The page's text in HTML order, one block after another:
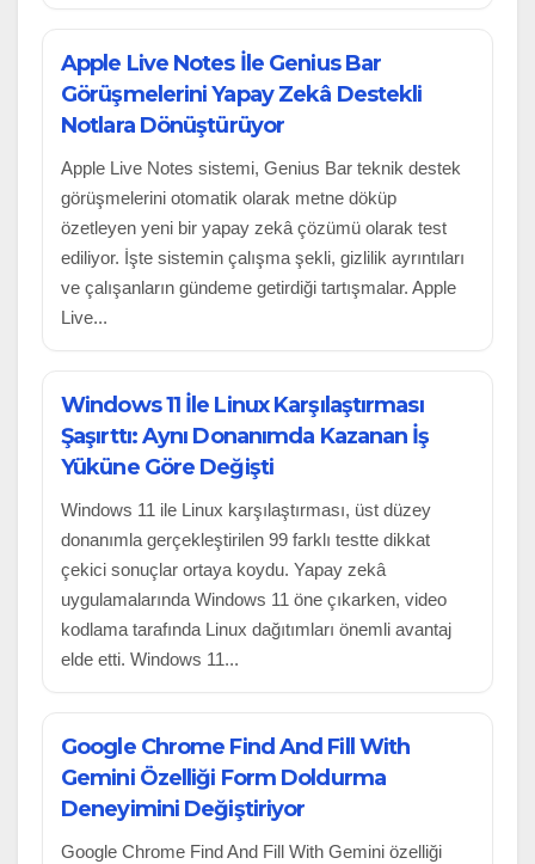
Apple Live Notes İle Genius Bar
Görüşmelerini Yapay Zekâ Destekli
Notlara Dönüştürüyor
Apple Live Notes sistemi, Genius Bar teknik destek
görüşmelerini otomatik olarak metne döküp
özetleyen yeni bir yapay zekâ çözümü olarak test
ediliyor. İşte sistemin çalışma şekli, gizlilik ayrıntıları
ve çalışanların gündeme getirdiği tartışmalar. Apple
Live...
Windows 11 İle Linux Karşılaştırması
Şaşırttı: Aynı Donanımda Kazanan İş
Yüküne Göre Değişti
Windows 11 ile Linux karşılaştırması, üst düzey
donanımla gerçekleştirilen 99 farklı testte dikkat
çekici sonuçlar ortaya koydu. Yapay zekâ
uygulamalarında Windows 11 öne çıkarken, video
kodlama tarafında Linux dağıtımları önemli avantaj
elde etti. Windows 11...
Google Chrome Find And Fill With
Gemini Özelliği Form Doldurma
Deneyimini Değiştiriyor
Google Chrome Find And Fill With Gemini özelliği